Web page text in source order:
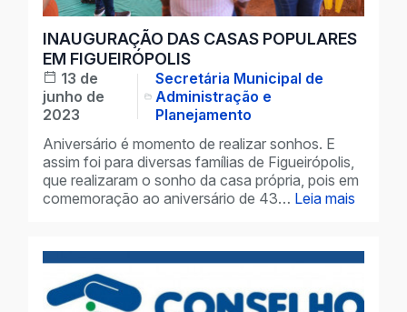
INAUGURAÇÃO DAS CASAS POPULARES
EM FIGUEIRÓPOLIS
13 de
junho de
2023
Secretária Municipal de
Administração e
Planejamento
Aniversário é momento de realizar sonhos. E
assim foi para diversas famílias de Figueirópolis,
que realizaram o sonho da casa própria, pois em
comemoração ao aniversário de 43… Leia mais